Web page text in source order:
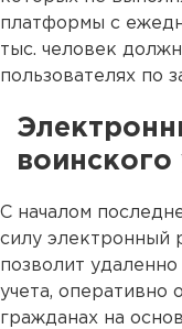
платформы с
тыс. человек
пользователях по
воинского
С началом
силу электронный
позволит
учета, оперативно
гражданах на